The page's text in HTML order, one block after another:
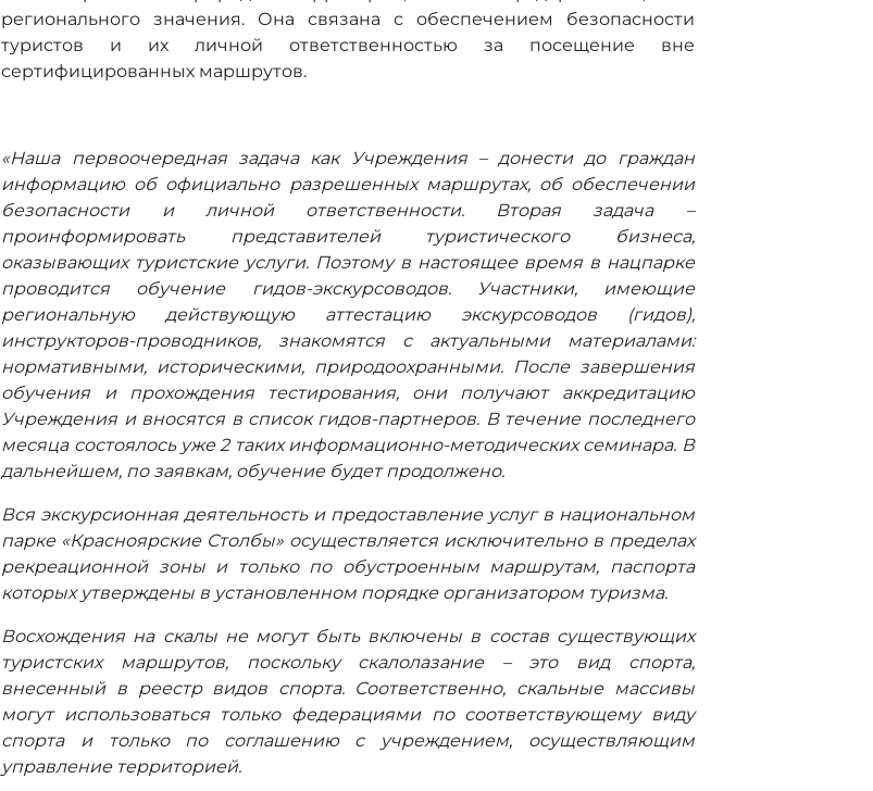
регионального значения. Она связана с обеспечением безопасности
туристов и их личной ответственностью за посещение вне
сертифицированных маршрутов.
«Наша первоочередная задача как Учреждения – донести до граждан
информацию об официально разрешенных маршрутах, об обеспечении
безопасности и личной ответственности. Вторая задача –
проинформировать представителей туристического бизнеса,
оказывающих туристские услуги. Поэтому в настоящее время в нацпарке
проводится обучение гидов-экскурсоводов. Участники, имеющие
региональную действующую аттестацию экскурсоводов (гидов),
инструкторов-проводников, знакомятся с актуальными материалами:
нормативными, историческими, природоохранными. После завершения
обучения и прохождения тестирования, они получают аккредитацию
Учреждения и вносятся в список гидов-партнеров. В течение последнего
месяца состоялось уже 2 таких информационно-методических семинара. В
дальнейшем, по заявкам, обучение будет продолжено.
Вся экскурсионная деятельность и предоставление услуг в национальном
парке «Красноярские Столбы» осуществляется исключительно в пределах
рекреационной зоны и только по обустроенным маршрутам, паспорта
которых утверждены в установленном порядке организатором туризма.
Восхождения на скалы не могут быть включены в состав существующих
туристских маршрутов, поскольку скалолазание – это вид спорта,
внесенный в реестр видов спорта. Соответственно, скальные массивы
могут использоваться только федерациями по соответствующему виду
спорта и только по соглашению с учреждением, осуществляющим
управление территорией.